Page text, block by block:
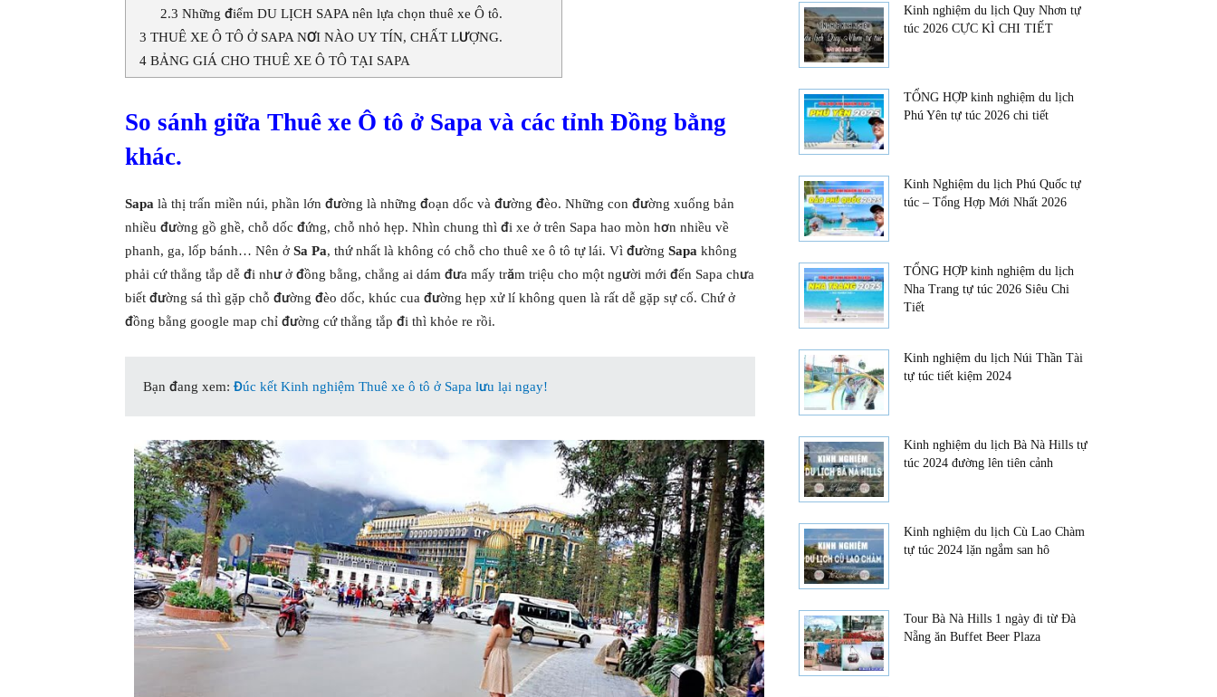
2.3 Những điểm DU LỊCH SAPA nên lựa chọn thuê xe Ô tô.
3 THUÊ XE Ô TÔ Ở SAPA NƠI NÀO UY TÍN, CHẤT LƯỢNG.
4 BẢNG GIÁ CHO THUÊ XE Ô TÔ TẠI SAPA
So sánh giữa Thuê xe Ô tô ở Sapa và các tỉnh Đồng bằng
khác.
Sapa là thị trấn miền núi, phần lớn đường là những đoạn dốc và đường đèo. Những con đường xuống bản
nhiều đường gồ ghề, chỗ dốc đứng, chỗ nhỏ hẹp. Nhìn chung thì đi xe ở trên Sapa hao mòn hơn nhiều về
phanh, ga, lốp bánh… Nên ở Sa Pa, thứ nhất là không có chỗ cho thuê xe ô tô tự lái. Vì đường Sapa không
phải cứ thẳng tắp dễ đi như ở đồng bằng, chẳng ai dám đưa mấy trăm triệu cho một người mới đến Sapa chưa
biết đường sá thì gặp chỗ đường đèo dốc, khúc cua đường hẹp xử lí không quen là rất dễ gặp sự cố. Chứ ở
đồng bằng google map chỉ đường cứ thẳng tắp đi thì khỏe re rồi.
Bạn đang xem: Đúc kết Kinh nghiệm Thuê xe ô tô ở Sapa lưu lại ngay!
Kinh nghiệm du lịch Quy Nhơn tự
túc 2026 CỰC KÌ CHI TIẾT
TỔNG HỢP kinh nghiệm du lịch
Phú Yên tự túc 2026 chi tiết
Kinh Nghiệm du lịch Phú Quốc tự
túc – Tổng Hợp Mới Nhất 2026
TỔNG HỢP kinh nghiệm du lịch
Nha Trang tự túc 2026 Siêu Chi
Tiết
Kinh nghiệm du lịch Núi Thần Tài
tự túc tiết kiệm 2024
Kinh nghiệm du lịch Bà Nà Hills tự
túc 2024 đường lên tiên cảnh
Kinh nghiệm du lịch Cù Lao Chàm
tự túc 2024 lặn ngắm san hô
Tour Bà Nà Hills 1 ngày đi từ Đà
Nẵng ăn Buffet Beer Plaza